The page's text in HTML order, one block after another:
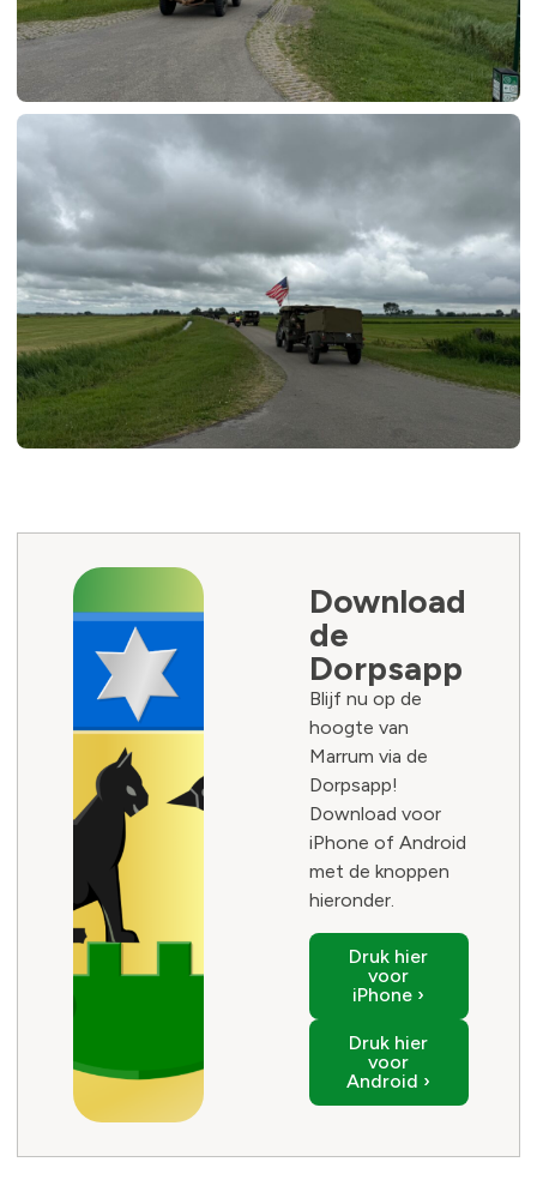
Download
de
Dorpsapp
Blijf nu op de
hoogte van
Marrum via de
Dorpsapp!
Download voor
iPhone of Android
met de knoppen
hieronder.
Druk hier
voor
iPhone ›
Druk hier
voor
Android ›